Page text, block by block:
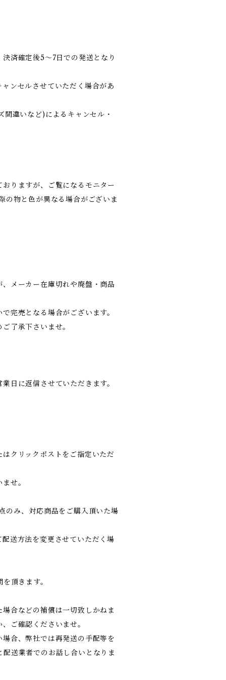
済確定後5～7日での発送となり
ンセルさせていただく場合があ
間違いなど)によるキャンセル・
りますが、ご覧になるモニター
の物と色が異なる場合がございま
メーカー在庫切れや廃盤・商品
完売となる場合がございます。
了承下さいませ。
日に返信させていただきます。
クリックポストをご指定いただ
せ。
のみ、対応商品をご購入頂いた場
送方法を変更させていただく場
頂きます。
合などの補償は一切致しかねま
ご確認くださいませ。
合、弊社では再発送の手配等を
送業者でのお話し合いとなりま